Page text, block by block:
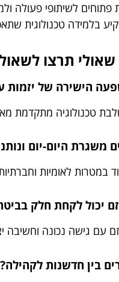
פתוחים לשיתופי פעולה
בלמידה טכנולוגית
תרצו
הישירה של יזמות
טכנולוגיה מתקדמת
משגרת היום-יום
במטרות לאומיות
יכול לקחת חלק
עם גישה נכונה וחשיבה
בין חדשנות לקהילה?